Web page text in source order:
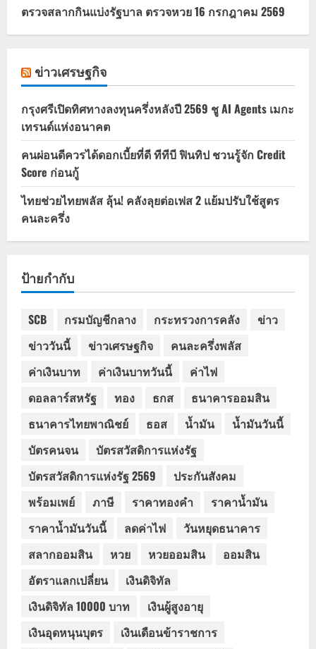
ตรวจสลากกินแบ่งรัฐบาล ตรวจหวย 16 กรกฎาคม 2569
ข่าวเศรษฐกิจ
กรุงศรีเปิดทิศทางลงทุนครึ่งหลังปี 2569 ชู AI Agents เมกะ
เทรนด์แห่งอนาคต
คนผ่อนดีควรได้ดอกเบี้ยที่ดี ทีทีบี ฟินทิป ชวนรู้จัก Credit
Score ก่อนกู้
ไทยช่วยไทยพลัส ลุ้น! คลังลุยต่อเฟส 2 แย้มปรับใช้สูตร
คนละครึ่ง
ป้ายกำกับ
SCB กรมบัญชีกลาง กระทรวงการคลัง
ข่าว
ข่าววันนี้
ข่าวเศรษฐกิจ
คนละครึ่งพลัส
ค่าเงินบาท
ค่าเงินบาทวันนี้
ค่าไฟ
ดอลลาร์สหรัฐ
ทอง ธกส
ธนาคารออมสิน
ธนาคารไทยพาณิชย์
ธอส น้ำมัน
น้ำมันวันนี้
บัตรคนจน
บัตรสวัสดิการแห่งรัฐ
บัตรสวัสดิการแห่งรัฐ 2569
ประกันสังคม
พร้อมเพย์
ภาษี ราคาทองคำ
ราคาน้ำมัน
ราคาน้ำมันวันนี้
ลดค่าไฟ
วันหยุดธนาคาร
สลากออมสิน
หวย หวยออมสิน
ออมสิน
อัตราแลกเปลี่ยน
เงินดิจิทัล
เงินดิจิทัล 10000 บาท
เงินผู้สูงอายุ
เงินอุดหนุนบุตร
เงินเดือนข้าราชการ